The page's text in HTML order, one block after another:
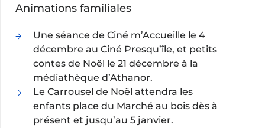
Animations familiales
Une séance de Ciné m’Accueille le 4
décembre au Ciné Presqu’île, et petits
contes de Noël le 21 décembre à la
médiathèque d’Athanor.
Le Carrousel de Noël attendra les
enfants place du Marché au bois dès à
présent et jusqu’au 5 janvier.